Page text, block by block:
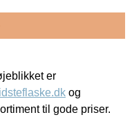
er
og
til gode priser.